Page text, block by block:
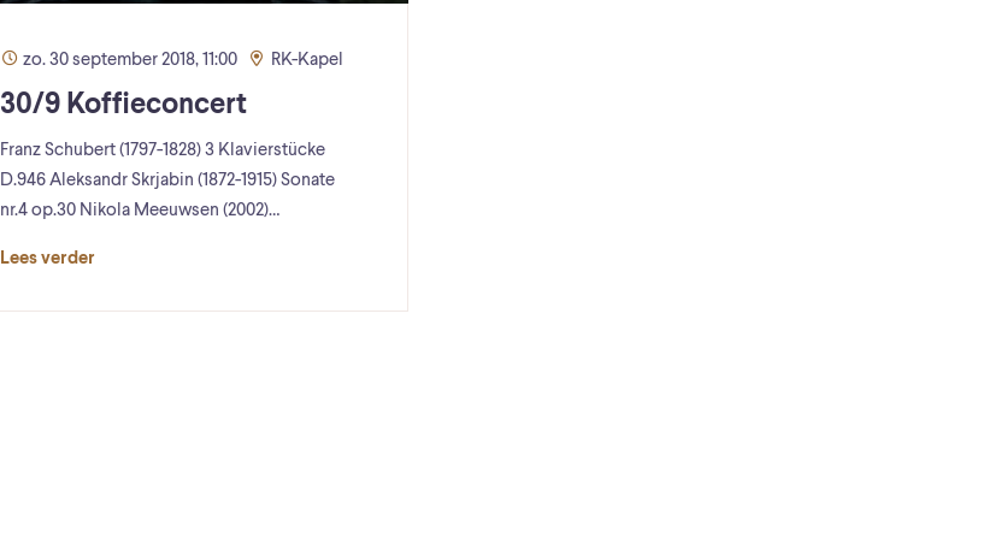
zo. 30 september 2018, 11:00 RK-Kapel
30/9 Koffieconcert
Franz Schubert (1797-1828) 3 Klavierstücke
D.946 Aleksandr Skrjabin (1872-1915) Sonate
nr.4 op.30 Nikola Meeuwsen (2002)…
Lees verder